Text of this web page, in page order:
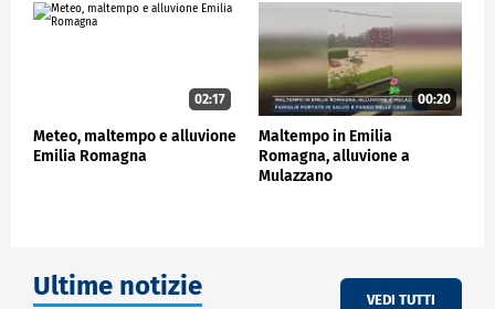
prosciugamenti di scantinati allagati.
Il Centro Operativo Nazionale dei Vigili del fuoco ha
disposto l'invio di squadre esperte nel pompaggio di
acqua e specialisti sommozzatori dalla Liguria.
CRONACA
02:17
Meteo, maltempo e alluvione
Emilia Romagna
00:20
Maltempo in Emilia
Romagna, alluvione a
Mulazzano
Ultime notizie VEDI TUTTI